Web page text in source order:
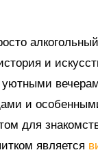
и
уютными
и
для
является